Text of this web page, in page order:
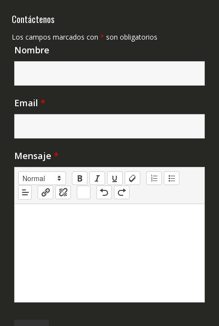
Contáctenos
Los campos marcados con * son obligatorios
Nombre
Email *
Mensaje *